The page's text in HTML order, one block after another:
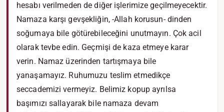
hesabı verilmeden de diğer işlerimize geçilmeyecektir.
Namaza karşı gevşekliğin, -Allah korusun- dinden
soğumaya bile götürebileceğini unutmayın. Çok acil
olarak tevbe edin. Geçmişi de kaza etmeye karar
verin. Namaz üzerinden tartışmaya bile
yanaşamayız. Ruhumuzu teslim etmedikçe
seccademizi vermeyiz. Belimiz kopup ayrılsa
başımızı sallayarak bile namaza devam